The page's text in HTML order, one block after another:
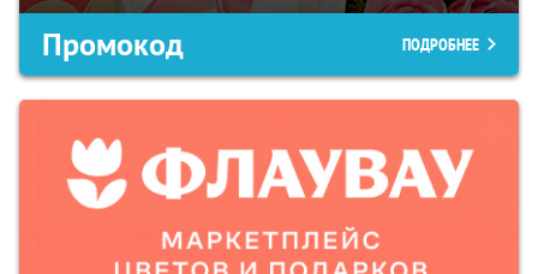
Промокод ПОДРОБНЕЕ